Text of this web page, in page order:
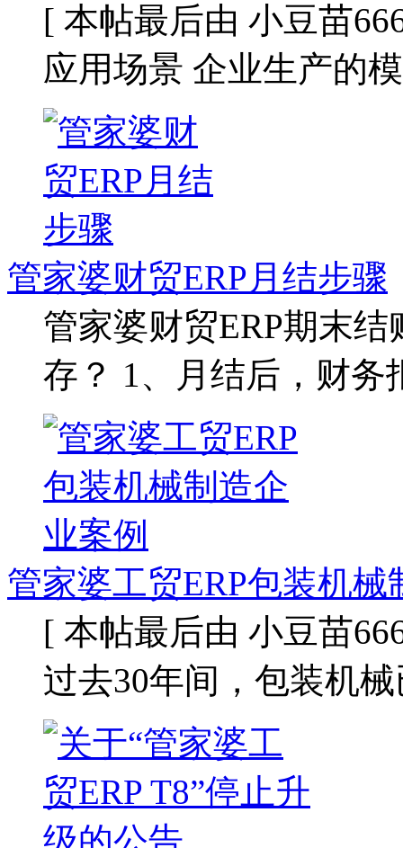
[ 本帖最后由 小豆苗
应用场景 企业生产的
管家婆财贸ERP月结步骤
管家婆财贸ERP期末
存？ 1、月结后，财
管家婆工贸ERP包装机械
[ 本帖最后由 小豆苗
过去30年间，包装机